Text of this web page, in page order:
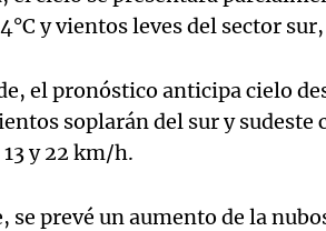
y vientos leves del sector
el pronóstico anticipa cielo
soplarán del sur y
y 22 km/h.
se prevé un aumento de la